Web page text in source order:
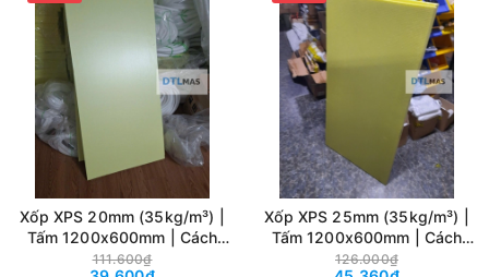
Xốp XPS 20mm (35kg/m³) |
Tấm 1200x600mm | Cách
Nhiệt, Chống Nóng, Tôn Nền,
111.600₫
Xốp XPS 25mm (35kg/m³) |
Tấm 1200x600mm | Cách
Nhiệt, Chống Nóng, Tôn Nền,
126.000₫